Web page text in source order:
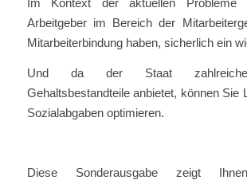
Arbeitgeber im Bereich der
Mitarbeiterbindung haben, sicherlich ein
Und da der Staat zahlreiche
Gehaltsbestandteile anbietet, können Sie
Sozialabgaben optimieren.
Diese Sonderausgabe zeigt